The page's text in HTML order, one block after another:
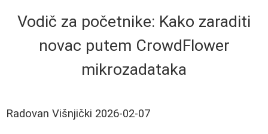
Vodič za početnike: Kako zaraditi
novac putem CrowdFlower
mikrozadataka
Radovan Višnjički 2026-02-07